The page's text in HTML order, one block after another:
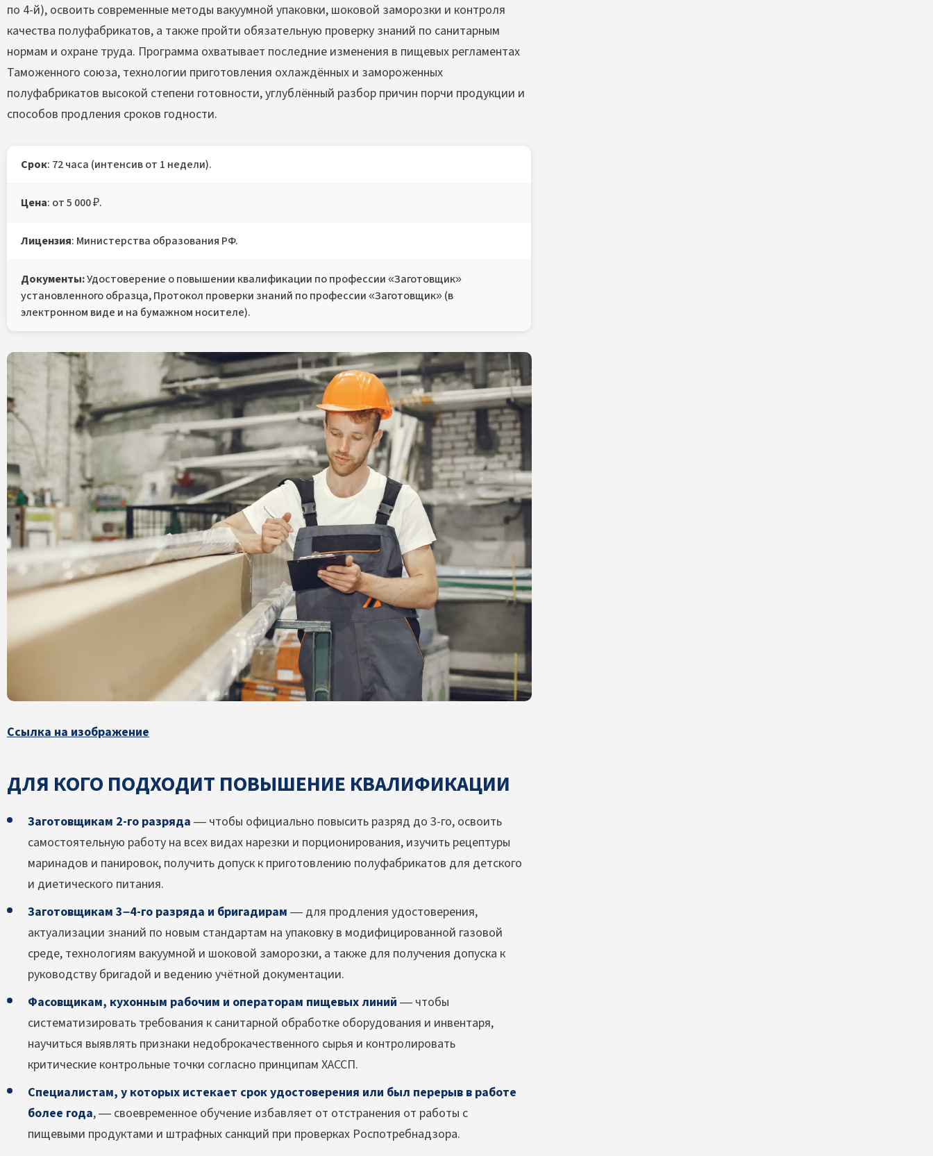
по 4-й), освоить современные методы вакуумной упаковки, шоковой заморозки и контроля
качества полуфабрикатов, а также пройти обязательную проверку знаний по санитарным
нормам и охране труда. Программа охватывает последние изменения в пищевых регламентах
Таможенного союза, технологии приготовления охлаждённых и замороженных
полуфабрикатов высокой степени готовности, углублённый разбор причин порчи продукции и
способов продления сроков годности.
Срок: 72 часа (интенсив от 1 недели).
Цена: от 5 000 ₽.
Лицензия: Министерства образования РФ.
Документы:Удостоверение о повышении квалификации по профессии «Заготовщик»
установленного образца, Протокол проверки знаний по профессии «Заготовщик» (в
электронном виде и на бумажном носителе).
Ссылка на изображение
ДЛЯ КОГО ПОДХОДИТ ПОВЫШЕНИЕ КВАЛИФИКАЦИИ
Заготовщикам 2-го разряда — чтобы официально повысить разряд до 3-го, освоить
самостоятельную работу на всех видах нарезки и порционирования, изучить рецептуры
маринадов и панировок, получить допуск к приготовлению полуфабрикатов для детского
и диетического питания.
Заготовщикам 3–4-го разряда и бригадирам — для продления удостоверения,
актуализации знаний по новым стандартам на упаковку в модифицированной газовой
среде, технологиям вакуумной и шоковой заморозки, а также для получения допуска к
руководству бригадой и ведению учётной документации.
Фасовщикам, кухонным рабочим и операторам пищевых линий — чтобы
систематизировать требования к санитарной обработке оборудования и инвентаря,
научиться выявлять признаки недоброкачественного сырья и контролировать
критические контрольные точки согласно принципам ХАССП.
Специалистам, у которых истекает срок удостоверения или был перерыв в работе
более года, — своевременное обучение избавляет от отстранения от работы с
пищевыми продуктами и штрафных санкций при проверках Роспотребнадзора.